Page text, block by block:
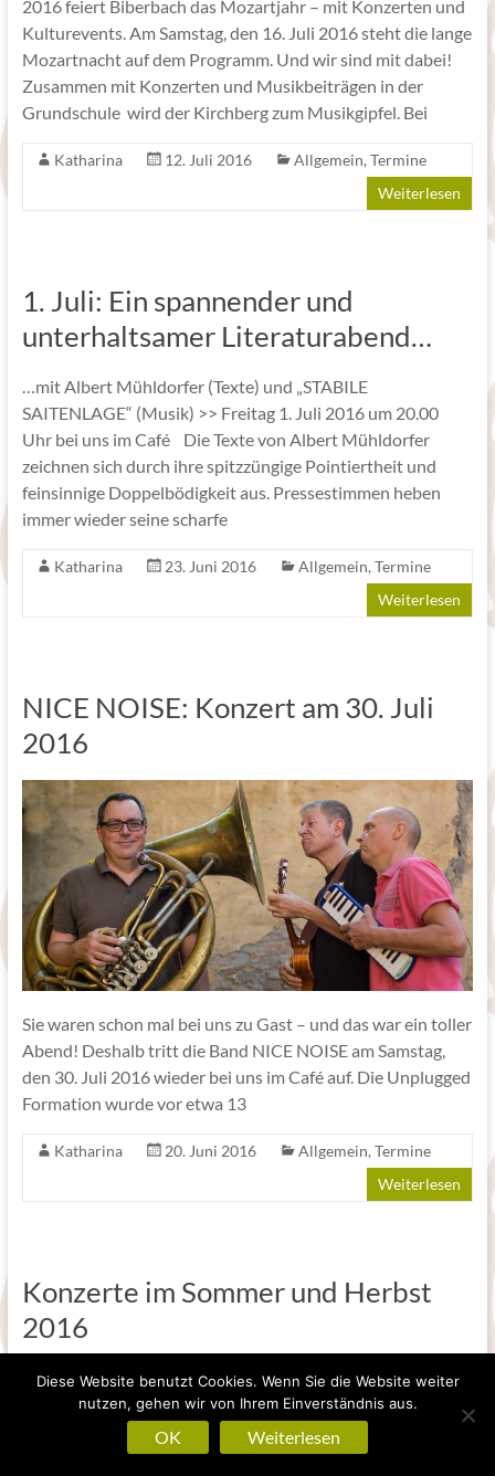
2016 feiert Biberbach das Mozartjahr – mit Konzerten und
Kulturevents. Am Samstag, den 16. Juli 2016 steht die lange
Mozartnacht auf dem Programm. Und wir sind mit dabei!
Zusammen mit Konzerten und Musikbeiträgen in der
Grundschule wird der Kirchberg zum Musikgipfel. Bei
Katharina 12. Juli 2016 Allgemein, Termine
Weiterlesen
1. Juli: Ein spannender und
unterhaltsamer Literaturabend…
…mit Albert Mühldorfer (Texte) und „STABILE
SAITENLAGE“ (Musik) >> Freitag 1. Juli 2016 um 20.00
Uhr bei uns im Café Die Texte von Albert Mühldorfer
zeichnen sich durch ihre spitzzüngige Pointiertheit und
feinsinnige Doppelbödigkeit aus. Pressestimmen heben
immer wieder seine scharfe
Katharina 23. Juni 2016 Allgemein, Termine
Weiterlesen
NICE NOISE: Konzert am 30. Juli
2016
Sie waren schon mal bei uns zu Gast – und das war ein toller
Abend! Deshalb tritt die Band NICE NOISE am Samstag,
den 30. Juli 2016 wieder bei uns im Café auf. Die Unplugged
Formation wurde vor etwa 13
Katharina 20. Juni 2016 Allgemein, Termine
Weiterlesen
Konzerte im Sommer und Herbst
2016
Musikalische Vorankündigungen: Wir freuen uns, Euch
weitere Konzerttermine nennen zu können – gleich
vormerken! >> Freitag, 1. Juli ab 20 Uhr: Lesung mit
Geschichten übers Leben und die Liebe, mit musikalischer
Diese Website benutzt Cookies. Wenn Sie die Website weiter
nutzen, gehen wir von Ihrem Einverständnis aus.
OK Weiterlesen